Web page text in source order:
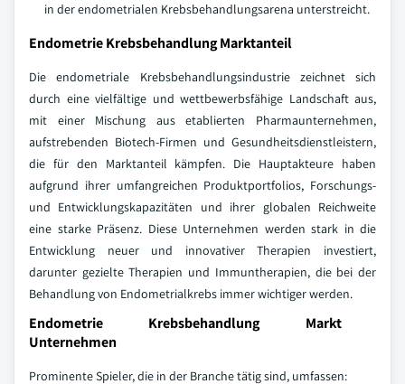
in der endometrialen Krebsbehandlungsarena unterstreicht.
Endometrie Krebsbehandlung Marktanteil
Die endometriale Krebsbehandlungsindustrie zeichnet sich
durch eine vielfältige und wettbewerbsfähige Landschaft aus,
mit einer Mischung aus etablierten Pharmaunternehmen,
aufstrebenden Biotech-Firmen und Gesundheitsdienstleistern,
die für den Marktanteil kämpfen. Die Hauptakteure haben
aufgrund ihrer umfangreichen Produktportfolios, Forschungs-
und Entwicklungskapazitäten und ihrer globalen Reichweite
eine starke Präsenz. Diese Unternehmen werden stark in die
Entwicklung neuer und innovativer Therapien investiert,
darunter gezielte Therapien und Immuntherapien, die bei der
Behandlung von Endometrialkrebs immer wichtiger werden.
Endometrie Krebsbehandlung Markt
Unternehmen
Prominente Spieler, die in der Branche tätig sind, umfassen: